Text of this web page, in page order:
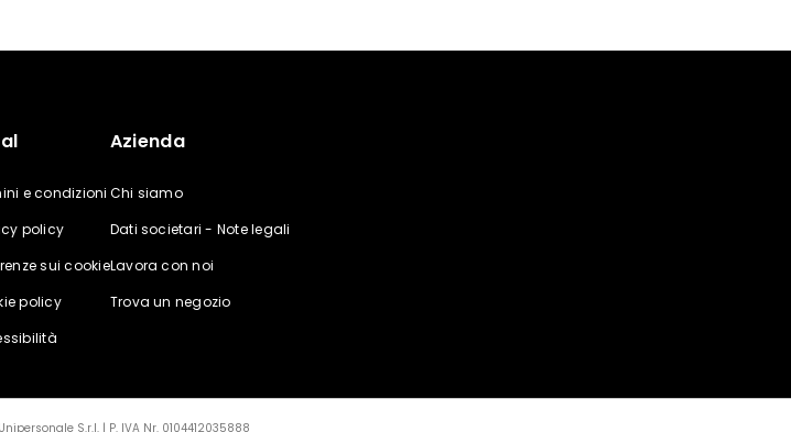
e condizioni
policy
sui cookie
policy
Azienda
Chi siamo
Dati societari - Note legali
Lavora con noi
Trova un negozio
S.r.l. | P. IVA Nr. 0104412035888